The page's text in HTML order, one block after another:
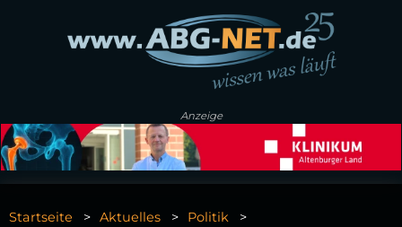
Anzeige
Startseite Aktuelles
Politik